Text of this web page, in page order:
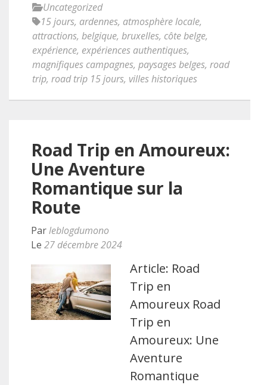
Uncategorized
15 jours, ardennes, atmosphère locale,
attractions, belgique, bruxelles, côte belge,
expérience, expériences authentiques,
magnifiques campagnes, paysages belges, road
trip, road trip 15 jours, villes historiques
Road Trip en Amoureux:
Une Aventure
Romantique sur la
Route
Parleblogdumono
Le 27 décembre 2024
Article: Road
Trip en
Amoureux Road
Trip en
Amoureux: Une
Aventure
Romantique